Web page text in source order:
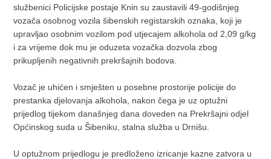
službenici Policijske postaje Knin su zaustavili 49-godišnjeg
vozača osobnog vozila šibenskih registarskih oznaka, koji je
upravljao osobnim vozilom pod utjecajem alkohola od 2,09 g/kg
i za vrijeme dok mu je oduzeta vozačka dozvola zbog
prikupljenih negativnih prekršajnih bodova.
Vozač je uhićen i smješten u posebne prostorije policije do
prestanka djelovanja alkohola, nakon čega je uz optužni
prijedlog tijekom današnjeg dana doveden na Prekršajni odjel
Općinskog suda u Šibeniku, stalna služba u Drnišu.
U optužnom prijedlogu je predloženo izricanje kazne zatvora u